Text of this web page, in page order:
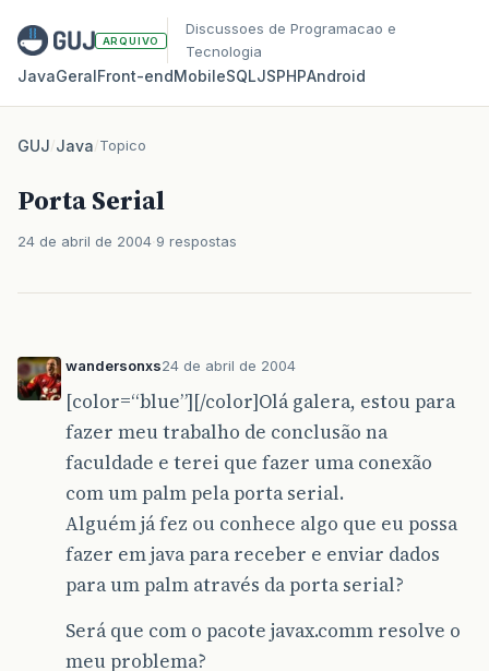
ARQUIVO
Discussoes de Programacao e
Tecnologia
JavaGeralFront‑endMobileSQLJSPHPAndroid
GUJ/Java/Topico
Porta Serial
24 de abril de 2004 9 respostas
wandersonxs24 de abril de 2004
[color=“blue”][/color]Olá galera, estou para
fazer meu trabalho de conclusão na
faculdade e terei que fazer uma conexão
com um palm pela porta serial.
Alguém já fez ou conhece algo que eu possa
fazer em java para receber e enviar dados
para um palm através da porta serial?
Será que com o pacote javax.comm resolve o
meu problema?